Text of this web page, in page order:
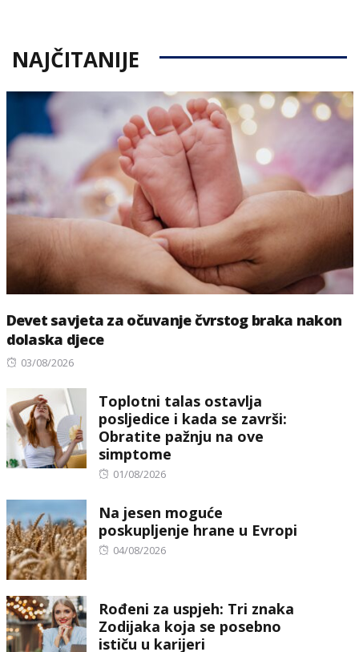
NAJČITANIJE
Devet savjeta za očuvanje čvrstog braka nakon
dolaska djece
Posted
03/08/2026
Toplotni talas ostavlja
posljedice i kada se završi:
Obratite pažnju na ove
simptome
Posted
01/08/2026
Na jesen moguće
poskupljenje hrane u Evropi
Posted
04/08/2026
Rođeni za uspjeh: Tri znaka
Zodijaka koja se posebno
ističu u karijeri